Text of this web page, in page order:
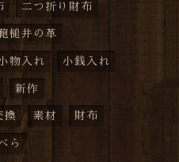
二つ折り財布
槌井の革
物入れ 小銭入れ
新作
換 素材 財布
ら